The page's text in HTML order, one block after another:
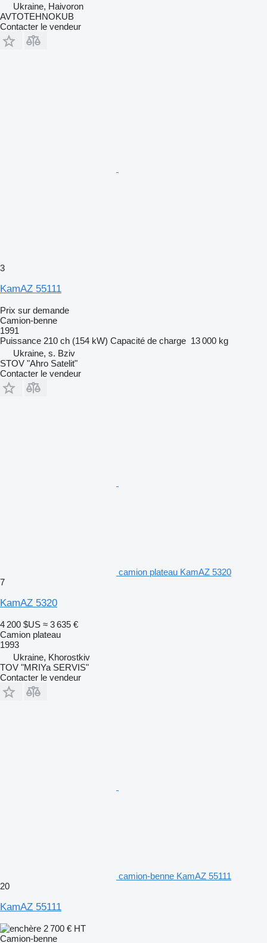
Ukraine, Haivoron
AVTOTEHNOKUB
Contacter le vendeur
3
KamAZ 55111
Prix sur demande
Camion-benne
1991
Puissance 210 ch (154 kW) Capacité de charge 13 000 kg
Ukraine, s. Bziv
STOV "Ahro Satelit"
Contacter le vendeur
camion plateau KamAZ 5320
7
KamAZ 5320
4 200 $US ≈ 3 635 €
Camion plateau
1993
Ukraine, Khorostkiv
TOV "MRIYa SERVIS"
Contacter le vendeur
camion-benne KamAZ 55111
20
KamAZ 55111
2 700 € HT
Camion-benne